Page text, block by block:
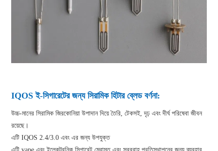
IQOS ই-সিগারেটের জন্য সিরামিক হিটার ব্লেড বর্ণনা:
উচ্চ-মানের সিরামিক জিরকোনিয়া উপাদান দিয়ে তৈরি, টেকসই, দৃঢ় এবং দীর্ঘ পরিষেবা জীবন
রয়েছে।
এটি IQOS 2.4/3.0 এবং এর জন্য উপযুক্ত